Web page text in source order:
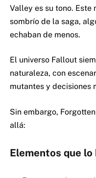
Valley es su tono. Este
sombrío de la saga,
echaban de menos.
El universo Fallout
naturaleza, con
mutantes y decisiones
Sin embargo,
allá:
Elementos que lo